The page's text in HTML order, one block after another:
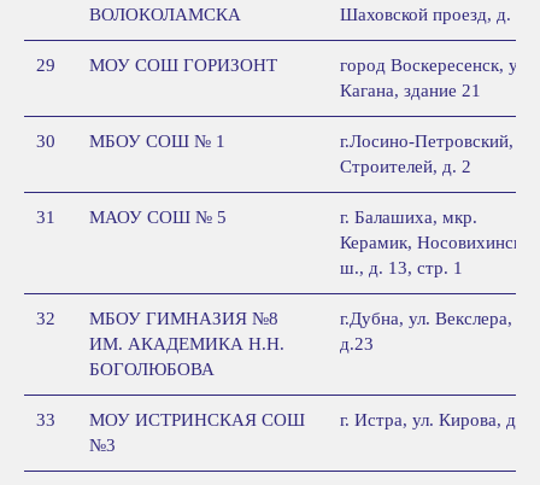
ВОЛОКОЛАМСКА
Шаховской проезд, д. 28
29 МОУ СОШ ГОРИЗОНТ
город Воскересенск, ул.
Кагана, здание 21
30 МБОУ СОШ № 1
г.Лосино-Петровский, ул.
Строителей, д. 2
31 МАОУ СОШ № 5
г. Балашиха, мкр.
Керамик, Носовихинское
ш., д. 13, стр. 1
32
МБОУ ГИМНАЗИЯ №8
ИМ. АКАДЕМИКА Н.Н.
БОГОЛЮБОВА
г.Дубна, ул. Векслера,
д.23
33
МОУ ИСТРИНСКАЯ СОШ
№3
г. Истра, ул. Кирова, д.61